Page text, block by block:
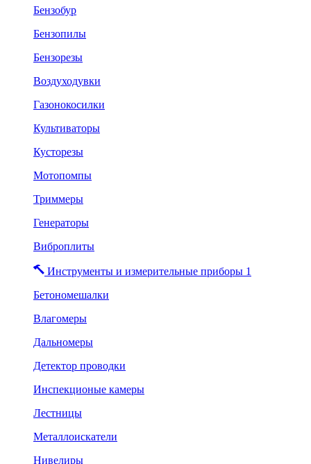
Бензобур
Бензопилы
Бензорезы
Воздуходувки
Газонокосилки
Культиваторы
Кусторезы
Мотопомпы
Триммеры
Генераторы
Виброплиты
Инструменты и измерительные приборы 1
Бетономешалки
Влагомеры
Дальномеры
Детектор проводки
Инспекционые камеры
Лестницы
Металлоискатели
Нивелиры